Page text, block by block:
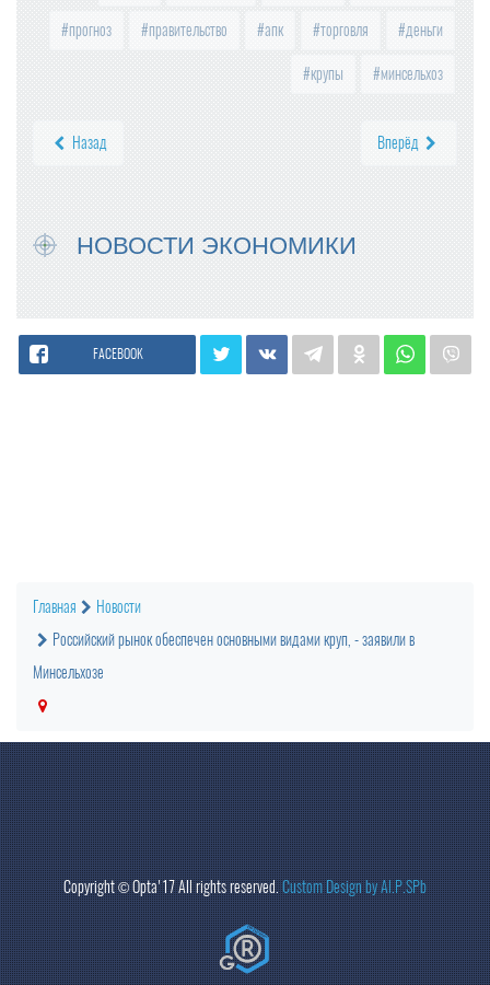
прогноз правительство апк торговля деньги
крупы минсельхоз
Назад Вперёд
НОВОСТИ ЭКОНОМИКИ
FACEBOOK
Главная
Новости
Российский рынок обеспечен основными видами круп, - заявили в
Минсельхозе
Copyright ©Opta'17 All rights reserved.Custom Design by Al.P.SPb